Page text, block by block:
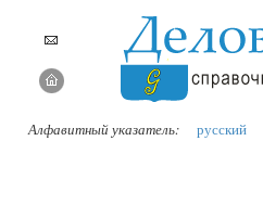
Алфавитный указатель: русский